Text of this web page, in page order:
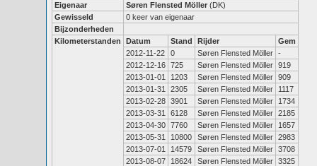
Eigenaar
Søren Flensted Möller (DK)
Gewisseld
0 keer van eigenaar
Bijzonderheden
Kilometerstanden
Datum Stand Rijder
Gem
2012-11-22
0 Søren Flensted Möller -
2012-12-16 725 Søren Flensted Möller 919
2013-01-01
1203 Søren Flensted Möller 909
2013-01-31
2305 Søren Flensted Möller
1117
2013-02-28 3901 Søren Flensted Möller
1734
2013-03-31
6128 Søren Flensted Möller 2185
2013-04-30 7760 Søren Flensted Möller
1657
2013-05-31
10800 Søren Flensted Möller 2983
2013-07-01
14579 Søren Flensted Möller 3708
2013-08-07
18624 Søren Flensted Möller 3325